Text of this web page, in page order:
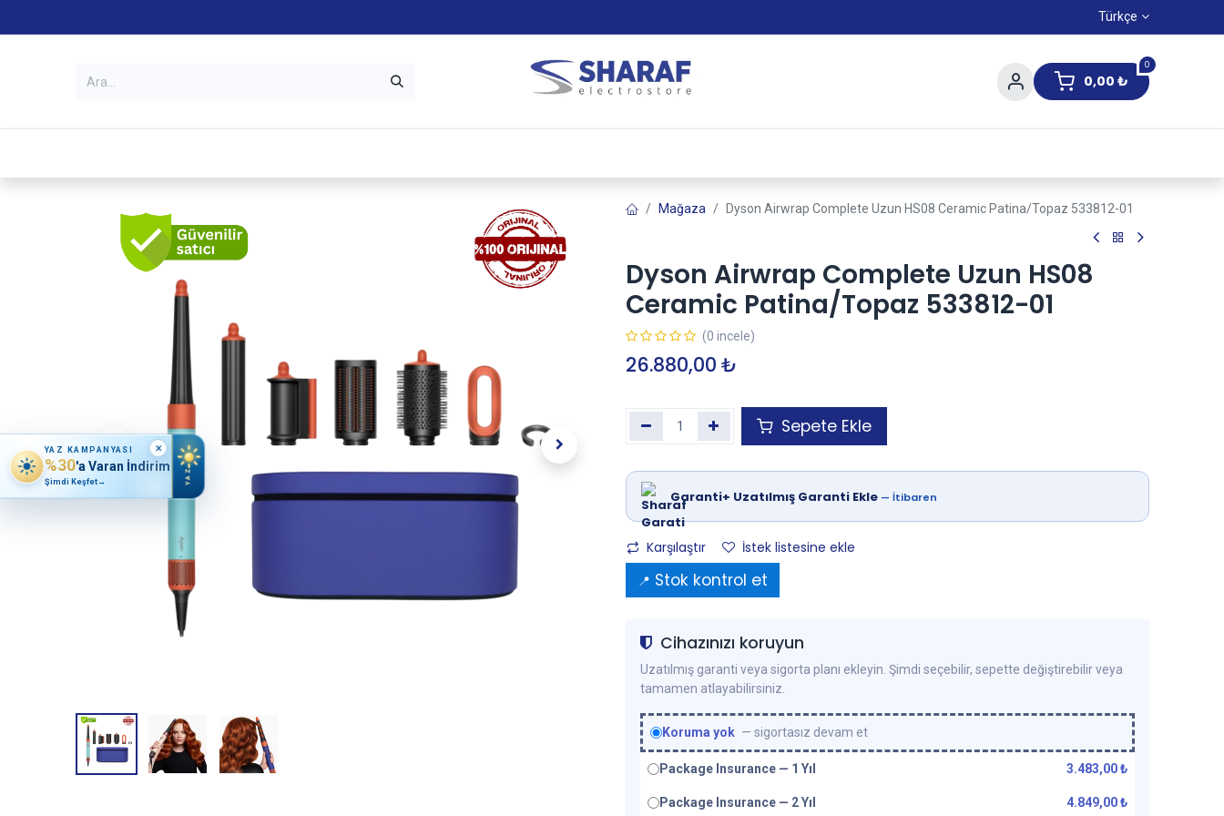
Türkçe
0
0,00 ₺
Mağaza Dyson Airwrap Complete Uzun HS08 Ceramic Patina/Topaz 533812-01
Dyson Airwrap Complete Uzun HS08
Ceramic Patina/Topaz 533812-01
(0 incele)
26.880,00 ₺
Sepete Ekle
Garanti+ Uzatılmış Garanti Ekle — İtibaren
Karşılaştır
İstek listesine ekle
📍 Stok kontrol et
Cihazınızı koruyun
Uzatılmış garanti veya sigorta planı ekleyin. Şimdi seçebilir, sepette değiştirebilir veya
tamamen atlayabilirsiniz.
Koruma yok — sigortasız devam et
Package Insurance — 1 Yıl 3.483,00₺
Package Insurance — 2 Yıl 4.849,00₺
YAZ KAMPANYASI
%30'a Varan İndirim
Şimdi Keşfet→ YAZ
×